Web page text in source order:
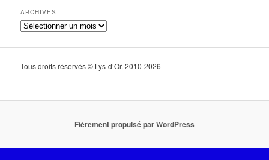
ARCHIVES
Archives
Tous droits réservés © Lys-d’Or. 2010-2026
Fièrement propulsé par WordPress